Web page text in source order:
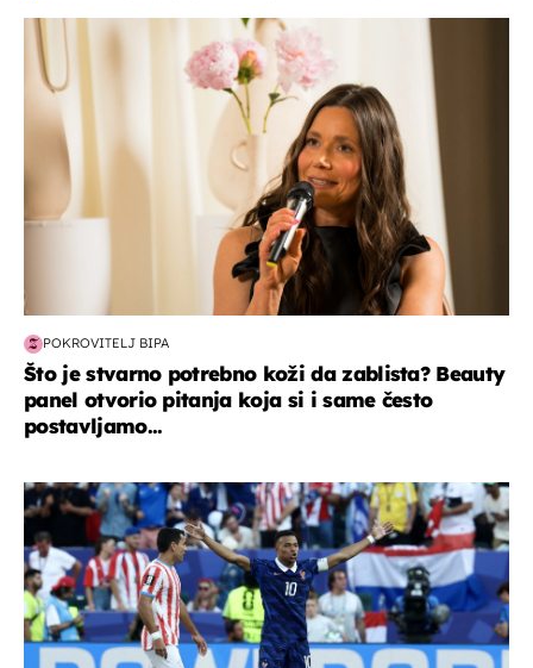
moda & ljepota
POKROVITELJ BIPA
Što je stvarno potrebno koži da zablista? Beauty
panel otvorio pitanja koja si i same često
postavljamo...
svjetsko prvenstvo 2026